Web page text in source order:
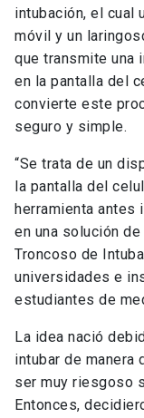
intubación, el cual
móvil y un
que transmite una
en la pantalla del
convierte este
seguro y simple.
“Se trata de un
la pantalla del
herramienta antes
en una solución
Troncoso de
universidades e
estudiantes de
La idea nació
intubar de manera
ser muy riesgoso
Entonces,